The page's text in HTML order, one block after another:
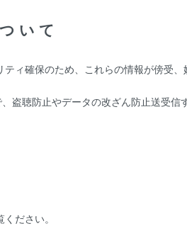
いて
ィ確保のため、これらの情報が傍受
盗聴防止やデータの改ざん防止送受
ださい。